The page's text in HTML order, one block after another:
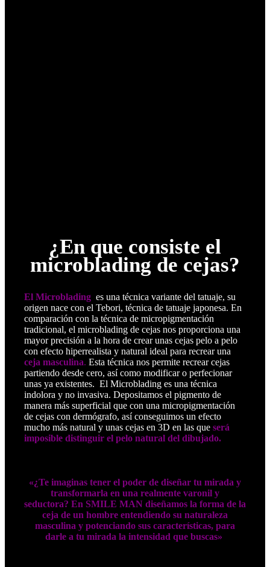
¿En que consiste el
microblading de cejas?
El Microblading es una técnica variante del tatuaje, su
origen nace con el Tebori, técnica de tatuaje japonesa. En
comparación con la técnica de micropigmentación
tradicional, el microblading de cejas nos proporciona una
mayor precisión a la hora de crear unas cejas pelo a pelo
con efecto hiperrealista y natural ideal para recrear una
ceja masculina. Esta técnica nos permite recrear cejas
partiendo desde cero, así como modificar o perfecionar
unas ya existentes. El Microblading es una técnica
indolora y no invasiva. Depositamos el pigmento de
manera más superficial que con una micropigmentación
de cejas con dermógrafo, así conseguimos un efecto
mucho más natural y unas cejas en 3D en las que será
imposible distinguir el pelo natural del dibujado.
«¿Te imaginas tener el poder de diseñar tu mirada y
transformarla en una realmente varonil y
seductora? En SMILE MAN diseñamos la forma de la
ceja de un hombre entendiendo su naturaleza
masculina y potenciando sus características, para
darle a tu mirada la intensidad que buscas»